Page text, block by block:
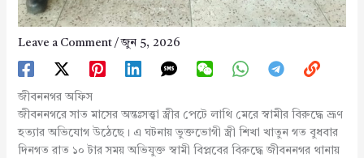
Leave a Comment /জুন 5, 2026
জীবননগর অফিস
জীবননগরে সাত মাসের অন্তঃসত্ত্বা স্ত্রীর পেটে লাথি মেরে স্বামীর বিরুদ্ধে ভ্রূণ
হত্যার অভিযোগ উঠেছে। এ ঘটনায় ভুক্তভোগী স্ত্রী শিখা খাতুন গত বুধবার
দিনগত রাত ১০ টার সময় অভিযুক্ত স্বামী বিপ্লবের বিরুদ্ধে জীবননগর থানায়